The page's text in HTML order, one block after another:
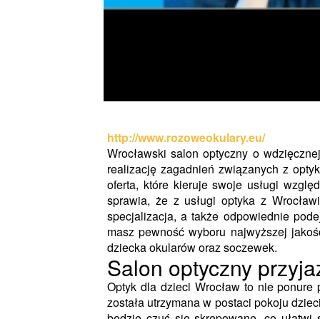
http://www.rozoweokulary.eu/
Wrocławski salon optyczny o
realizację zagadnień związanych z
oferta, które kieruje swoje usługi
sprawia, że z usługi optyka z
specjalizacja, a także odpowiednie
masz pewność wyboru najwyższej
dziecka okularów oraz soczewek.
Salon optyczny
Optyk dla dzieci Wrocław to nie
została utrzymana w postaci pokoju